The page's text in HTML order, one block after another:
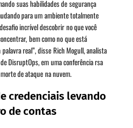
suas habilidades de segurança
para um ambiente totalmente
incrível descobrir no que você
bem como no que está
real”, disse Rich Mogull, analista
DisruptOps, em uma conferência rsa
de ataque na nuvem.
credenciais levando
de contas